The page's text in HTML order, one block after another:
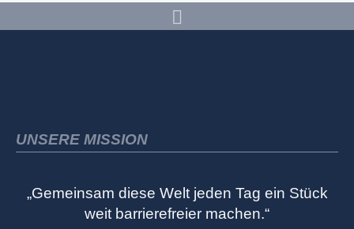
UNSERE MISSION
„Gemeinsam diese Welt jeden Tag ein Stück
weit barrierefreier machen.“